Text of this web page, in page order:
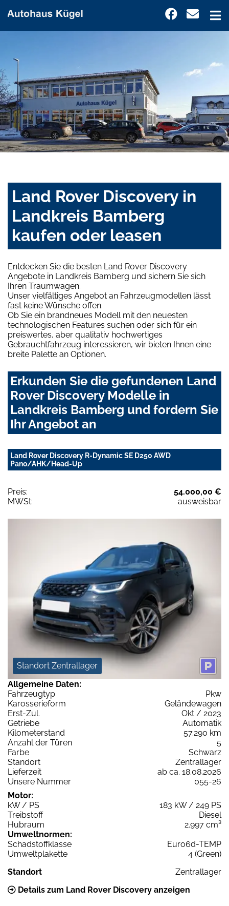
Land Rover Discovery in
Landkreis Bamberg
kaufen oder leasen
Entdecken Sie die besten Land Rover Discovery
Angebote in Landkreis Bamberg und sichern Sie sich
Ihren Traumwagen.
Unser vielfältiges Angebot an Fahrzeugmodellen lässt
fast keine Wünsche offen.
Ob Sie ein brandneues Modell mit den neuesten
technologischen Features suchen oder sich für ein
preiswertes, aber qualitativ hochwertiges
Gebrauchtfahrzeug interessieren, wir bieten Ihnen eine
breite Palette an Optionen.
Erkunden Sie die gefundenen Land
Rover Discovery Modelle in
Landkreis Bamberg und fordern Sie
Ihr Angebot an
Land Rover Discovery R-Dynamic SE D250 AWD
Pano/AHK/Head-Up
Preis:
54.000,00 €
MWSt:
ausweisbar
Standort Zentrallager
Allgemeine Daten:
Fahrzeugtyp
Pkw
Karosserieform
Geländewagen
Erst-Zul.
Okt / 2023
Getriebe
Automatik
Kilometerstand
57.290 km
Anzahl der Türen
5
Farbe
Schwarz
Standort
Zentrallager
Lieferzeit
ab ca. 18.08.2026
Unsere Nummer
055-26
Motor:
kW / PS
183 kW / 249 PS
Treibstoff
Diesel
Hubraum
2.997 cm³
Umweltnormen:
Schadstoffklasse
Euro6d-TEMP
Umweltplakette
4 (Green)
Standort
Zentrallager
Details zum Land Rover Discovery anzeigen